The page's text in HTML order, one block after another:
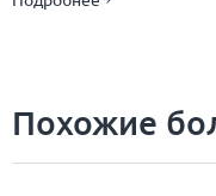
Похожие